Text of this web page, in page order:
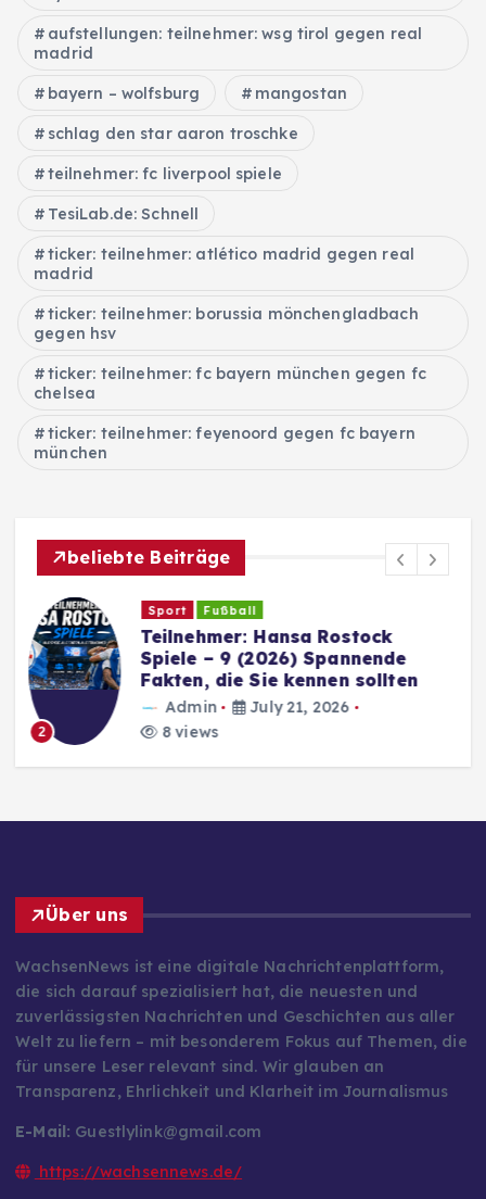
aufstellungen: teilnehmer: wsg tirol gegen real
madrid
bayern – wolfsburg mangostan
schlag den star aaron troschke
teilnehmer: fc liverpool spiele
TesiLab.de: Schnell
ticker: teilnehmer: atlético madrid gegen real
madrid
ticker: teilnehmer: borussia mönchengladbach
gegen hsv
ticker: teilnehmer: fc bayern münchen gegen fc
chelsea
ticker: teilnehmer: feyenoord gegen fc bayern
münchen
beliebte Beiträge
Sport Fußball
Teilnehmer: Dynamo Dresden
Spiele – Geschichte,
Spielbetrieb und aktuelle
Entwicklungen
Admin
Über uns
WachsenNews ist eine digitale Nachrichtenplattform,
die sich darauf spezialisiert hat, die neuesten und
zuverlässigsten Nachrichten und Geschichten aus aller
Welt zu liefern – mit besonderem Fokus auf Themen, die
für unsere Leser relevant sind. Wir glauben an